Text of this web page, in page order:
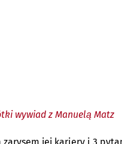
wywiad z Manuelą Matz